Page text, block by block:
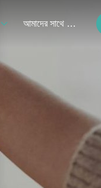
আমাদের সাথে যোগাযোগ